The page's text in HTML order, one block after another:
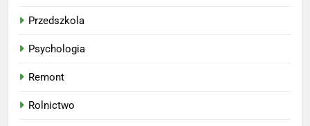
Przedszkola
Psychologia
Remont
Rolnictwo